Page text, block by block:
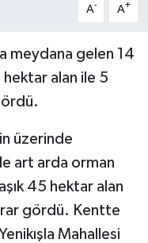
A- A+
meydana gelen 14
hektar alan ile 5
üzerinde
art arda orman
45 hektar alan
gördü. Kentte
Mahallesi